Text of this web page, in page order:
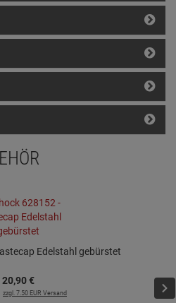
Edelstahl gebürstet
20,90€
zzgl. 7.50 EUR Versand